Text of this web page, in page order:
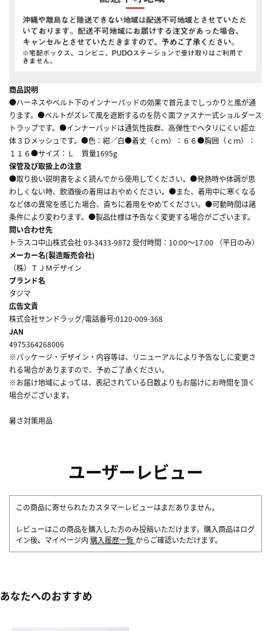
商品説明
●ハーネスやベルト下のインナーパッドの効果で首元までしっかりと風が通
ります。●ベルトがズレて風を遮断するのを防ぐ面ファスナー式ショルダース
トラップです。●インナーパッドは通気性抜群、高弾性でヘタリにくい超立
体３Ｄメッシュです。●色：紺／白●着丈（ｃｍ）：６６●胸囲（ｃｍ）：
１１６●サイズ：Ｌ 質量1695g
保管及び取扱上の注意
●取り扱い説明書をよく読んでから使用してください。●発熱時や体調が思
わしくない時、飲酒後の着用はおやめください。●また、着用中に寒くなる
など体の異常を感じた場合、直ちに着用をやめてください。●可動時間は諸
条件により変わります。●製品仕様は予告なく変更する場合がございます。
問い合わせ先
トラスコ中山株式会社 03-3433-9872 受付時間：10:00～17:00 （平日のみ）
メーカー名(製造販売会社)
（株）ＴＪＭデザイン
ブランド名
タジマ
広告文責
株式会社サンドラッグ/電話番号:0120-009-368
JAN
4975364268006
※パッケージ・デザイン・内容等は、リニューアルにより予告なしに変更さ
れる場合がありますので、予めご了承ください。
※お届け地域によっては、表記されている日数よりもお届けにお時間を頂く
場合がございます。
暑さ対策用品
ユーザーレビュー
この商品に寄せられたカスタマーレビューはまだありません。
レビューはこの商品を購入した方のみ投稿いただけます。購入商品はログ
イン後、マイページ内 購入履歴一覧 からご確認いただけます。
あなたへのおすすめ